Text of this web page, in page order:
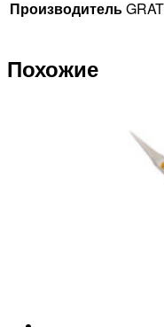
Производитель
Похожие